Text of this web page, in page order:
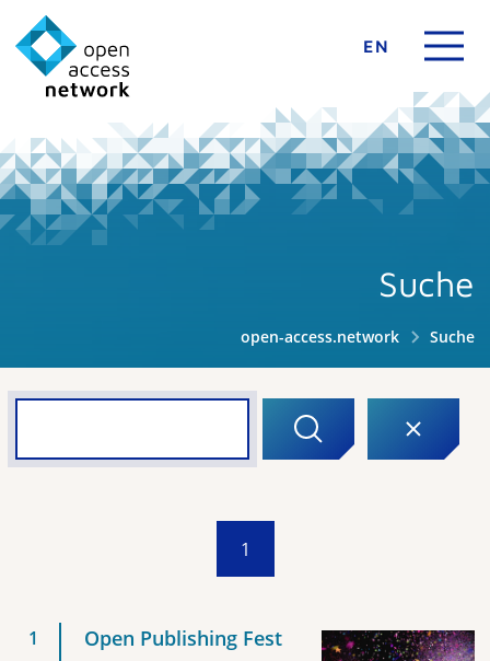
EN
Suche
open-access.network Suche
1
Open Publishing Fest